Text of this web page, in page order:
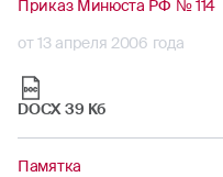
DOCX 39 Кб
Приказ Минюста РФ № 114
от 13 апреля 2006 года
Памятка